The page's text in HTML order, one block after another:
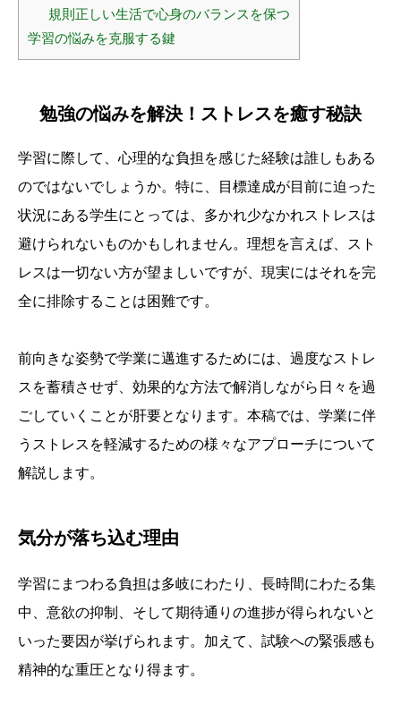
規則正しい生活で心身のバランスを保つ
学習の悩みを克服する鍵
勉強の悩みを解決！ストレスを癒す秘訣
学習に際して、心理的な負担を感じた経験は誰しもある
のではないでしょうか。特に、目標達成が目前に迫った
状況にある学生にとっては、多かれ少なかれストレスは
避けられないものかもしれません。理想を言えば、スト
レスは一切ない方が望ましいですが、現実にはそれを完
全に排除することは困難です。
前向きな姿勢で学業に邁進するためには、過度なストレ
スを蓄積させず、効果的な方法で解消しながら日々を過
ごしていくことが肝要となります。本稿では、学業に伴
うストレスを軽減するための様々なアプローチについて
解説します。
気分が落ち込む理由
学習にまつわる負担は多岐にわたり、長時間にわたる集
中、意欲の抑制、そして期待通りの進捗が得られないと
いった要因が挙げられます。加えて、試験への緊張感も
精神的な重圧となり得ます。